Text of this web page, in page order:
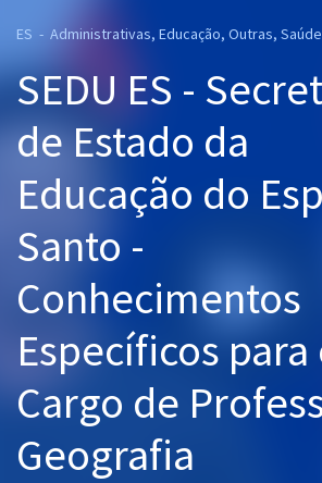
Cursos 20% OFF
Pós
Graduação
OAB
Mentorias
Questões grátis
Aprovados
ES - Administrativas, Educação, Outras, Saúde
SEDU ES -
de Estado da
Educação do
Santo -
Conhecimentos
Específicos para
Cargo de
Geografia